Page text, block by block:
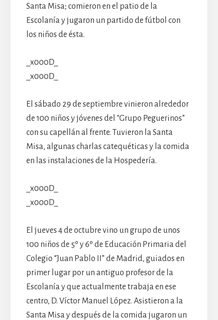
Santa Misa; comieron en el patio de la
Escolanía y jugaron un partido de fútbol con
los niños de ésta.
_x000D_
_x000D_
El sábado 29 de septiembre vinieron alrededor
de 100 niños y jóvenes del “Grupo Peguerinos”
con su capellán al frente. Tuvieron la Santa
Misa, algunas charlas catequéticas y la comida
en las instalaciones de la Hospedería.
_x000D_
_x000D_
El jueves 4 de octubre vino un grupo de unos
100 niños de 5º y 6º de Educación Primaria del
Colegio “Juan Pablo II” de Madrid, guiados en
primer lugar por un antiguo profesor de la
Escolanía y que actualmente trabaja en ese
centro, D. Víctor Manuel López. Asistieron a la
Santa Misa y después de la comida jugaron un